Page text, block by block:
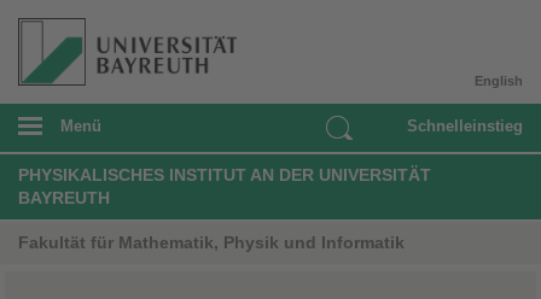
English
Menü Schnelleinstieg
PHYSIKALISCHES INSTITUT AN DER UNIVERSITÄT
BAYREUTH
Fakultät für Mathematik, Physik und Informatik